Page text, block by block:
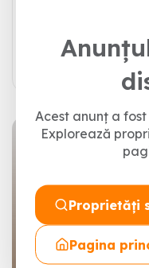
Acest anunț a
Explorează
Proprietăți
Pagina